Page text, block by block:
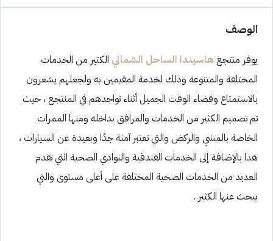
الوصف
يوفر منتجعهاسيندا الساحل الشمالي الكثير من الخدمات
المختلفة والمتنوعة وذلك لخدمة المقيمين به ولجعلهم يشعرون
بالاستمتاع وقضاء الوقت الجميل أثناء تواجدهم في المنتجع ، حيث
تم تصميم الكثير من الخدمات والمرافق بداخله ومنها الممرات
الخاصة بالمشي والركض والتي تعتبر آمنة جدًا وبعيدة عن السيارات ،
هذا بالإضافة إلى الخدمات الفندقية والنوادي الصحية التي تقدم
العديد من الخدمات الصحية المختلفة على أعلى مستوى والتي
يبحث عنها الكثير .